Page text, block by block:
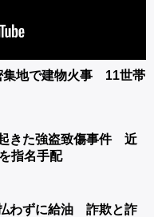
集地で建物火事 11世帯
きた強盗致傷事件 近
指名手配
わずに給油 詐欺と詐